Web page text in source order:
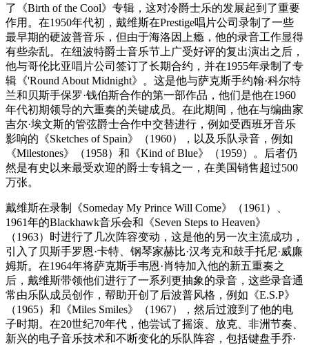
了《Birth of the Cool》专辑，这对冷爵士乐的发展起到了重要
作用。在1950年代初，戴维斯在Prestige唱片公司录制了一些
最早期的硬波普音乐，但由于海洛因上瘾，他的录音工作显得
有些杂乱。在纽波特爵士音乐节上广受好评的复出演出之后，
他与哥伦比亚唱片公司签订了长期合约，并在1955年录制了专
辑《'Round About Midnight》。这是他与萨克斯手约翰·科尔特
兰和贝斯手保罗·钱伯斯合作的第一部作品，他们是他在1960
年代初期领导的六重奏的关键成员。在此期间，他在与编曲家
吉尔·埃文斯的管弦爵士合作中交替进行，例如受西班牙音乐
影响的《Sketches of Spain》（1960），以及乐队录音，例如
《Milestones》（1958）和《Kind of Blue》（1959）。后者仍
然是有史以来最受欢迎的爵士专辑之一，在美国销售超过500
万张。
戴维斯在录制《Someday My Prince Will Come》（1961）、
1961年的Blackhawk音乐会和《Seven Steps to Heaven》
（1963）时进行了几次阵容变动，这是他的另一次主流成功，
引入了贝斯手罗恩·卡特、钢琴家赫比·汉考克和鼓手托尼·威廉
姆斯。在1964年将萨克斯手韦恩·肖特加入他的新五重奏之
后，戴维斯带领他们进行了一系列更抽象的录音，这些录音通
常由乐队成员创作，帮助开创了后波普风格，例如《E.S.P》
（1965）和《Miles Smiles》（1967），然后过渡到了他的电
子时期。在20世纪70年代，他尝试了摇滚、放克、非洲节奏、
新兴的电子音乐技术和不断变化的乐队阵容，包括键盘手乔·